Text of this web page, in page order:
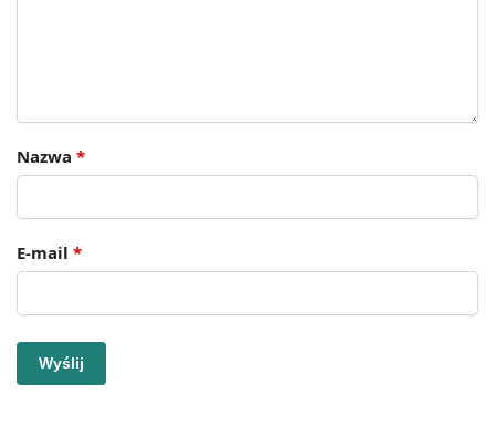
Nazwa *
E-mail *